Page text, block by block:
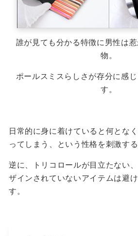
誰が見ても分かる特徴に男性は
物。
ポールスミスらしさが存分に感
す。
日常的に身に着けていると何とな
ってしまう、という性格を刺激す
逆に、トリコロールが目立たない
ザインされていないアイテムは避
す。